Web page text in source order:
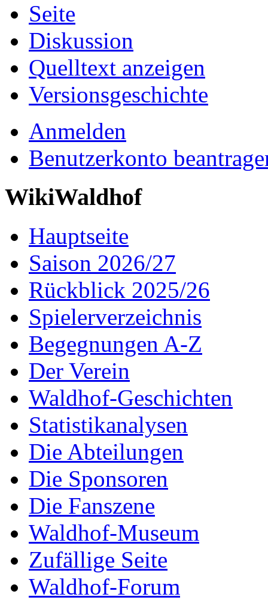
Seite
Diskussion
Quelltext anzeigen
Versionsgeschichte
Anmelden
Benutzerkonto
WikiWaldhof
Hauptseite
Saison 2026/27
Rückblick 2025/26
Spielerverzeichnis
Begegnungen A-Z
Der Verein
Waldhof-Geschichten
Statistikanalysen
Die Abteilungen
Die Sponsoren
Die Fanszene
Waldhof-Museum
Zufällige Seite
Waldhof-Forum